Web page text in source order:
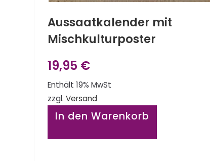
Aussaatkalender mit
Mischkulturposter
19,95 €
Enthält 19% MwSt
zzgl.Versand
In den Warenkorb